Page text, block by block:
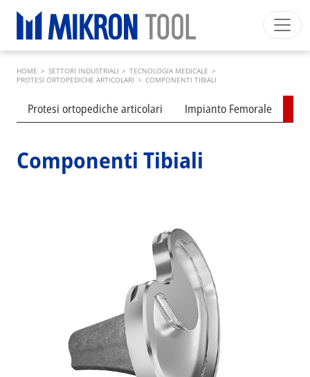
Italiano Area riservata Download
Main navigation
SETTORI INDUSTRIALI
SERVIZI
Breadcrumb
HOME > SETTORI INDUSTRIALI > TECNOLOGIA MEDICALE >
PROTESI ORTOPEDICHE ARTICOLARI > COMPONENTI TIBIALI
Submenu industries
Protesi ortopediche articolari Impianto Femorale
Componenti Tibiali